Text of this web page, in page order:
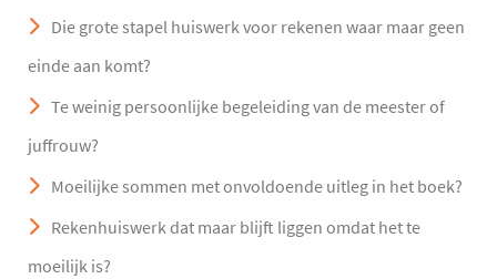
Die grote stapel huiswerk voor rekenen waar maar geen
einde aan komt?
Te weinig persoonlijke begeleiding van de meester of
juffrouw?
Moeilijke sommen met onvoldoende uitleg in het boek?
Rekenhuiswerk dat maar blijft liggen omdat het te
moeilijk is?